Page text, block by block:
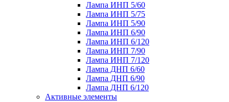
Лампа ИНП 5/60
Лампа ИНП 5/75
Лампа ИНП 5/90
Лампа ИНП 6/90
Лампа ИНП 6/120
Лампа ИНП 7/90
Лампа ИНП 7/120
Лампа ДНП 6/60
Лампа ДНП 6/90
Лампа ДНП 6/120
Активные элементы